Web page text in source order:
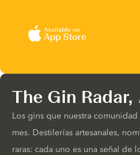
Available on
App Store
The Gin Radar,
Los gins que nuestra
mes. Destilerías artesanales,
raras: cada uno es una señal de